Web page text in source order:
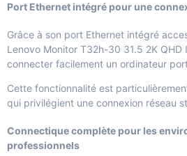
Port Ethernet intégré pour une
Grâce à son port Ethernet intégré
Lenovo Monitor T32h-30 31.5 2K QHD
connecter facilement un ordinateur
Cette fonctionnalité est
qui privilégient une connexion réseau
Connectique complète pour les
professionnels